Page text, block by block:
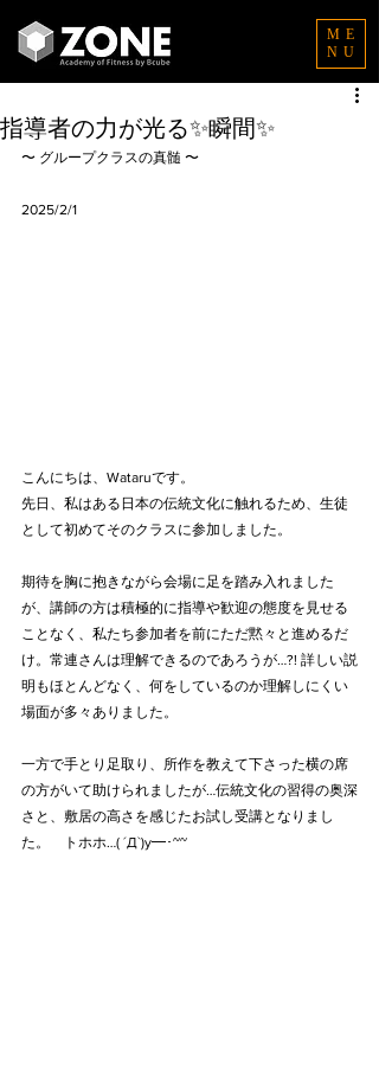
ME
NU
指導者の力が光る✨瞬間✨
〜 グループクラスの真髄 〜
2025/2/1
こんにちは、Wataruです。
先日、私はある日本の伝統文化に触れるため、生徒
として初めてそのクラスに参加しました。
期待を胸に抱きながら会場に足を踏み入れました
が、講師の方は積極的に指導や歓迎の態度を見せる
ことなく、私たち参加者を前にただ黙々と進めるだ
け。常連さんは理解できるのであろうが…?! 詳しい説
明もほとんどなく、何をしているのか理解しにくい
場面が多々ありました。
一方で手とり足取り、所作を教えて下さった横の席
の方がいて助けられましたが…伝統文化の習得の奥深
さと、敷居の高さを感じたお試し受講となりまし
た。　トホホ…( ´Д`)y━･~~